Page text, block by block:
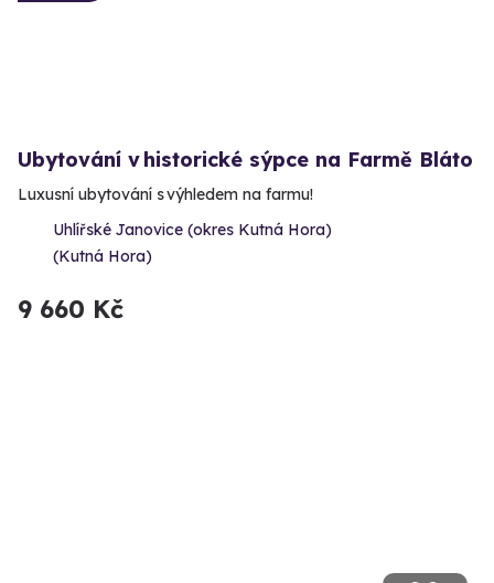
Ubytování v historické sýpce na Farmě Bláto
Luxusní ubytování s výhledem na farmu!
Uhlířské Janovice (okres Kutná Hora)
(Kutná Hora)
9 660 Kč